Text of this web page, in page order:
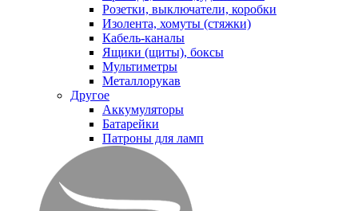
Розетки, выключатели, коробки
Изолента, хомуты (стяжки)
Кабель-каналы
Ящики (щиты), боксы
Мультиметры
Металлорукав
Другое
Аккумуляторы
Батарейки
Патроны для ламп